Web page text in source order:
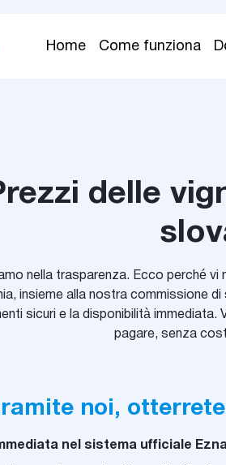
Home Come funziona
delle
nella trasparenza. Ecco perché
insieme alla nostra commissione
sicuri e la disponibilità immediata.
pagare, senza
noi,
nel sistema ufficiale